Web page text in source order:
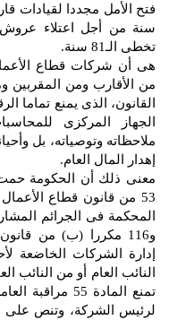
سنة من أجل اعتلاء عروش
تخطى الـ81 سنة.
هى أن شركات قطاع
من الأقارب ومن المقربين
القانون، الذى يمنع تماما
الجهاز المركزى
ملاحظاته وتوصياته، بل
إهدار المال العام.
53 من قانون قطاع
و116 مكررا (ب) من
إدارة الشركات الخاضعة
النائب العام أو من النائب
تمنع المادة
لرئيس الشركة، وتنص على